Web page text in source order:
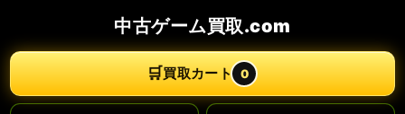
中古ゲーム買取.com
🛒買取カート 0